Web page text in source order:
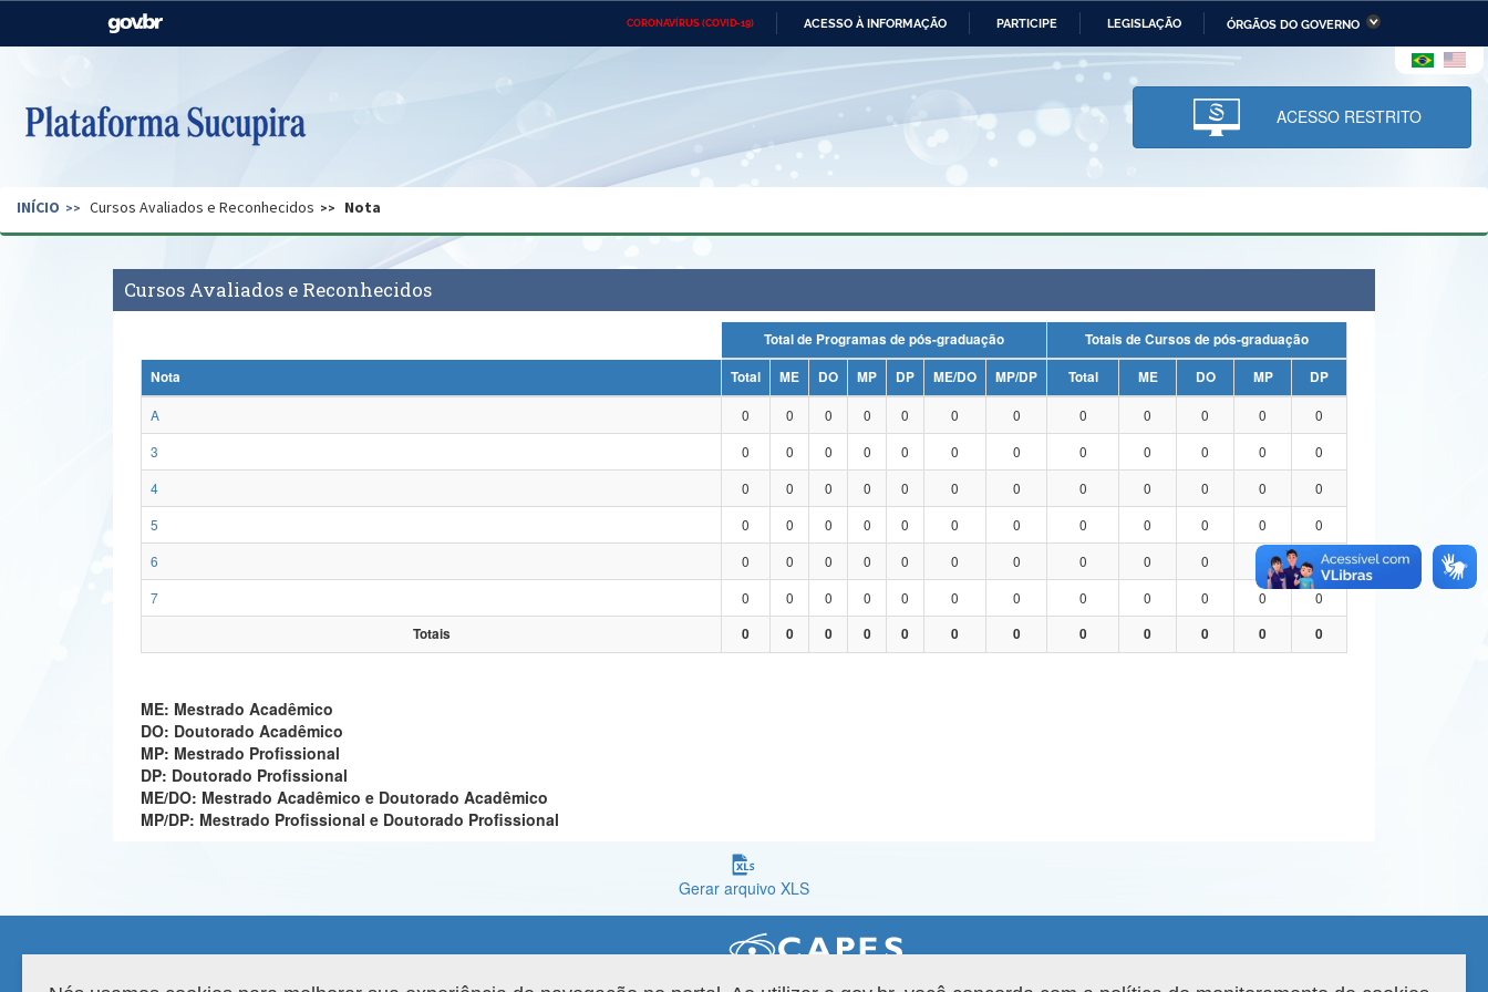
CORONAVÍRUS (COVID-19) ACESSO À INFORMAÇÃO PARTICIPE LEGISLAÇÃO ÓRGÃOS DO GOVERNO
Casa Civil Ministério das Relações Ministério da Economia Ministério da Infraestrutura
Pecuária e Abastecimento
Ministério da Ciência,
Tecnologia, Inovações e
Comunicações
Ministério do Desenvolvimento
Regional e dos Direitos Humanos
Secretaria de Governo Gabinete de Segurança Advocacia-Geral da União Banco Central do Brasil Planalto
ACESSO RESTRITO
INÍCIO Cursos Avaliados e Reconhecidos Nota
Cursos Avaliados e Reconhecidos
Total de Programas de pós-graduação
Totais de Cursos de pós-graduação
Nota
Total ME DO MP DP ME/DO MP/DP Total ME DO MP
DP
A
0 0 0 0 0 0 0 0 0 0 0
0
3
0 0 0 0 0 0 0 0 0 0 0
0
4
0 0 0 0 0 0 0 0 0 0 0
0
5
0 0 0 0 0 0 0 0 0 0 0
0
6
0 0 0 0 0 0 0 0 0 0
0
7
0 0 0 0 0 0 0 0 0 0 0
0
Totais
0 0 0 0 0 0 0 0 0 0 0 0
ME: Mestrado Acadêmico
DO: Doutorado Acadêmico
MP: Mestrado Profissional
DP: Doutorado Profissional
ME/DO: Mestrado Acadêmico e Doutorado Acadêmico
MP/DP: Mestrado Profissional e Doutorado Profissional
Gerar arquivo XLS